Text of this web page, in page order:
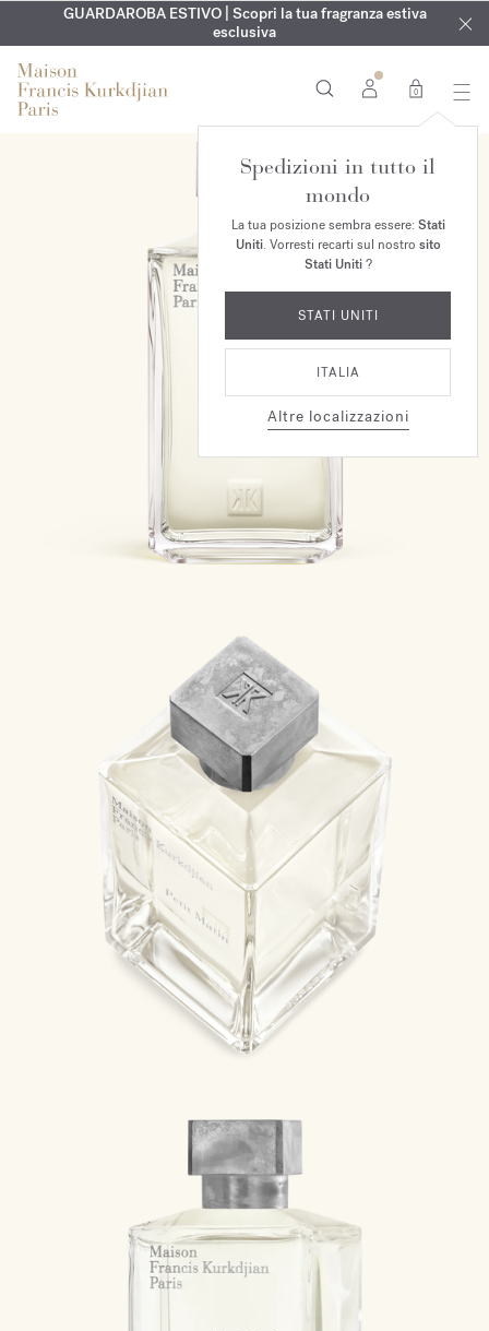
ESCLUSIVO | Scopri la nuova fragranza OUDvelvet moodnel
tuo ordine*
INCISIONE GRATUITA | Su tutte le fragranze e gli oli per il
corpo fino al 9 agosto
GUARDAROBA ESTIVO | Scopri la tua fragranza estiva
esclusiva
0
Spedizioni in tutto il
mondo
La tua posizione sembra essere: Stati
Uniti. Vorresti recarti sul nostro sito
Stati Uniti?
STATI UNITI
ITALIA
Altre localizzazioni